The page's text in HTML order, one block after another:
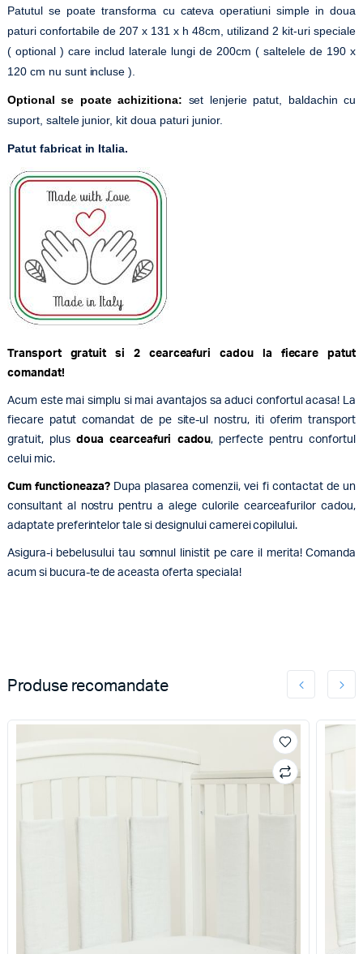
Patutul se poate transforma cu cateva operatiuni simple in doua
paturi confortabile de 207 x 131 x h48cm, utilizand 2 kit-uri speciale
( optional ) care includ laterale lungi de 200cm ( saltelele de 190 x
120 cm nu sunt incluse ).
Optional se poate achizitiona: set lenjerie patut, baldachin cu
suport, saltele junior, kit doua paturi junior.
Patut fabricat in Italia.
Transport gratuit si 2 cearceafuri cadou la fiecare patut
comandat!
Acum este mai simplu si mai avantajos sa aduci confortul acasa! La
fiecare patut comandat de pe site-ul nostru, iti oferim transport
gratuit, plus doua cearceafuri cadou, perfecte pentru confortul
celui mic.
Cum functioneaza?Dupa plasarea comenzii, vei fi contactat de un
consultant al nostru pentru a alege culorile cearceafurilor cadou,
adaptate preferintelor tale si designului camerei copilului.
Asigura-i bebelusului tau somnul linistit pe care il merita! Comanda
acum si bucura-te de aceasta oferta speciala!
Produse recomandate